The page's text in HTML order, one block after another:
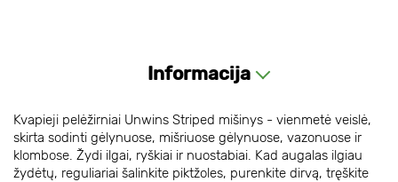
Informacija
Kvapieji pelėžirniai Unwins Striped mišinys - vienmetė veislė,
skirta sodinti gėlynuose, mišriuose gėlynuose, vazonuose ir
klombose. Žydi ilgai, ryškiai ir nuostabiai. Kad augalas ilgiau
žydėtų, reguliariai šalinkite piktžoles, purenkite dirvą, tręškite